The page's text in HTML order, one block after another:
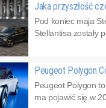
Jaka przyszłość
Pod koniec maja
Stellantisa zostały
Peugeot Polygon
Peugeot Polygon
ma pojawić się w